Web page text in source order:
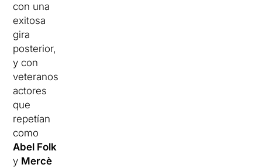
con una
exitosa
gira
posterior,
y con
veteranos
actores
que
repetían
como
Abel Folk
y Mercè